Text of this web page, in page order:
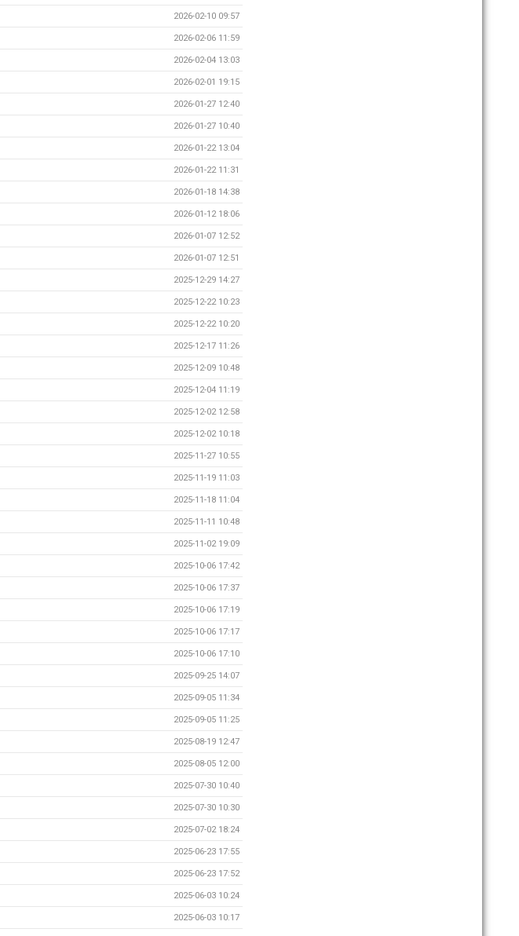
2026-02-10 09:57
2026-02-06 11:59
2026-02-04 13:03
2026-02-01 19:15
2026-01-27 12:40
2026-01-27 10:40
2026-01-22 13:04
2026-01-22 11:31
2026-01-18 14:38
2026-01-12 18:06
2026-01-07 12:52
2026-01-07 12:51
2025-12-29 14:27
2025-12-22 10:23
2025-12-22 10:20
2025-12-17 11:26
2025-12-09 10:48
2025-12-04 11:19
2025-12-02 12:58
2025-12-02 10:18
2025-11-27 10:55
2025-11-19 11:03
2025-11-18 11:04
2025-11-11 10:48
2025-11-02 19:09
2025-10-06 17:42
2025-10-06 17:37
2025-10-06 17:19
2025-10-06 17:17
2025-10-06 17:10
2025-09-25 14:07
2025-09-05 11:34
2025-09-05 11:25
2025-08-19 12:47
2025-08-05 12:00
2025-07-30 10:40
2025-07-30 10:30
2025-07-02 18:24
2025-06-23 17:55
2025-06-23 17:52
2025-06-03 10:24
2025-06-03 10:17